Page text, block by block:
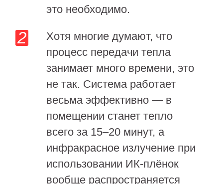
это необходимо.
Хотя многие думают, что
процесс передачи тепла
занимает много времени, это
не так. Система работает
весьма эффективно — в
помещении станет тепло
всего за 15–20 минут, а
инфракрасное излучение при
использовании ИК-плёнок
вообще распространяется